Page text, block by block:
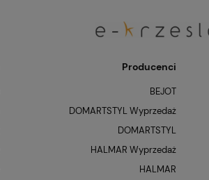
Producenci
BEJOT
DOMARTSTYL Wyprzedaż
DOMARTSTYL
HALMAR Wyprzedaż
HALMAR